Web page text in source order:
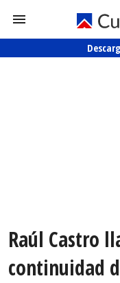
Raúl Castro
continuidad